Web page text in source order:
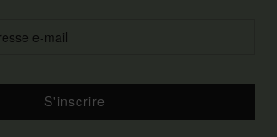
S'inscrire